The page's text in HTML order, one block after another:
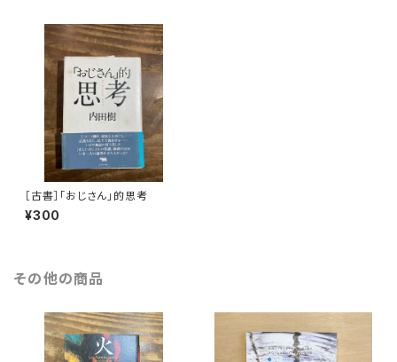
［古書］「おじさん」的思考
¥300
その他の商品